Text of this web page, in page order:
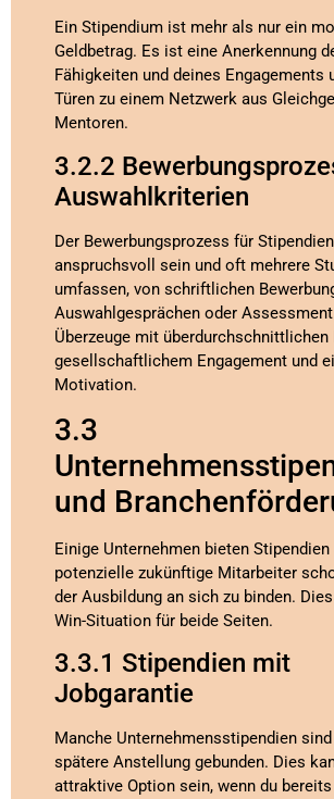
Ein Stipendium ist mehr als nur ein
Geldbetrag. Es ist eine Anerkennung
Fähigkeiten und deines Engagements
Türen zu einem Netzwerk aus
Mentoren.
3.2.2
Auswahlkriterien
Der Bewerbungsprozess für
anspruchsvoll sein und oft mehrere
umfassen, von schriftlichen
Auswahlgesprächen oder
Überzeuge mit überdurchschnittlichen
gesellschaftlichem Engagement und
Motivation.
3.3
und
Einige Unternehmen bieten Stipendien
potenzielle zukünftige Mitarbeiter
der Ausbildung an sich zu binden.
Win-Situation für beide Seiten.
3.3.1 Stipendien mit
Jobgarantie
Manche Unternehmensstipendien
spätere Anstellung gebunden. Dies
attraktive Option sein, wenn du